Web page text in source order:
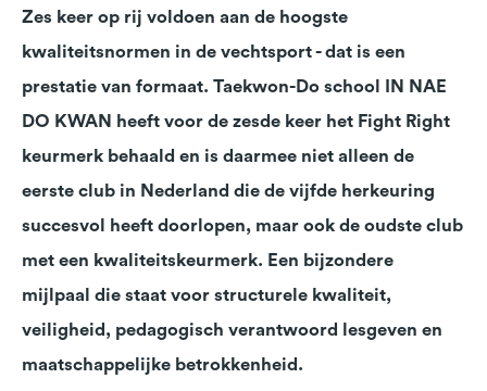
Zes keer op rij voldoen aan de hoogste
kwaliteitsnormen in de vechtsport - dat is een
prestatie van formaat. Taekwon-Do school IN NAE
DO KWAN heeft voor de zesde keer het Fight Right
keurmerk behaald en is daarmee niet alleen de
eerste club in Nederland die de vijfde herkeuring
succesvol heeft doorlopen, maar ook de oudste club
met een kwaliteitskeurmerk. Een bijzondere
mijlpaal die staat voor structurele kwaliteit,
veiligheid, pedagogisch verantwoord lesgeven en
maatschappelijke betrokkenheid.